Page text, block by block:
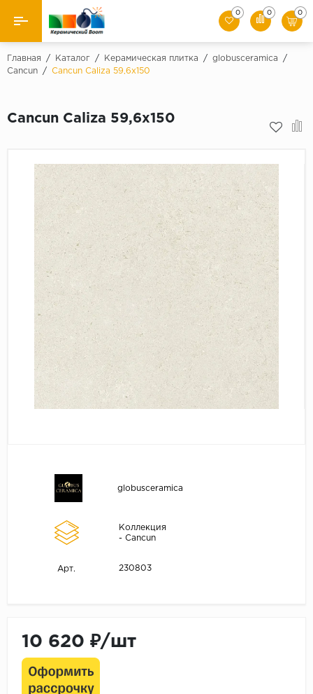
Назад
Керамическая плитка
Мозаики
Искусственный камень
Клинкер
0 0 0
Главная / Каталог / Керамическая плитка / globusceramica
/
Cancun
/ Cancun Caliza 59,6x150
Cancun Caliza 59,6x150
globusceramica
Коллекция
- Cancun
Арт. 230803
10 620 ₽/шт